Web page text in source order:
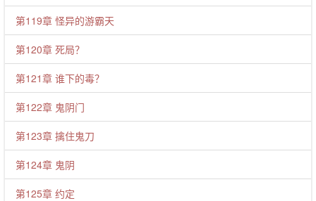
第119章 怪异的游霸天
第120章 死局？
第121章 谁下的毒？
第122章 鬼阴门
第123章 擒住鬼刀
第124章 鬼阴
第125章 约定